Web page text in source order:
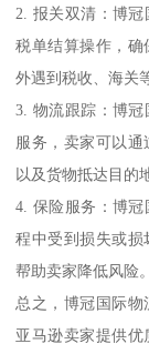
2. 报关双清：博
税单结算操作，
外遇到税收、海关
3. 物流跟踪：博
服务，卖家可以通
以及货物抵达目的
4. 保险服务：博
程中受到损失或损
帮助卖家降低风险。
总之，博冠国际
亚马逊卖家提供